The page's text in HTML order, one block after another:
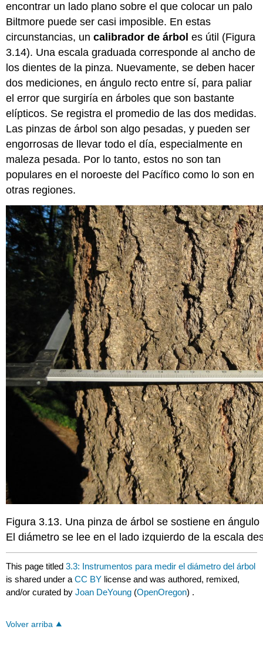
encontrar un lado plano sobre el que colocar un palo
Biltmore puede ser casi imposible. En estas
circunstancias, uncalibrador de árbol es útil (Figura
3.14). Una escala graduada corresponde al ancho de
los dientes de la pinza. Nuevamente, se deben hacer
dos mediciones, en ángulo recto entre sí, para paliar
el error que surgiría en árboles que son bastante
elípticos. Se registra el promedio de las dos medidas.
Las pinzas de árbol son algo pesadas, y pueden ser
engorrosas de llevar todo el día, especialmente en
maleza pesada. Por lo tanto, estos no son tan
populares en el noroeste del Pacífico como lo son en
otras regiones.
Figura 3.13. Una pinza de árbol se sostiene en
El diámetro se lee en el lado izquierdo de la escala
This page titled3.3: Instrumentos para medir el diámetro del árbol
is shared under aCC BY license and was authored, remixed,
and/or curated byJoan DeYoung (OpenOregon) .
Volver arriba